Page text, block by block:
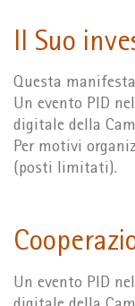
Il Suo
Questa
Un evento PID
digitale della
Per motivi
(posti limitati).
Un evento PID